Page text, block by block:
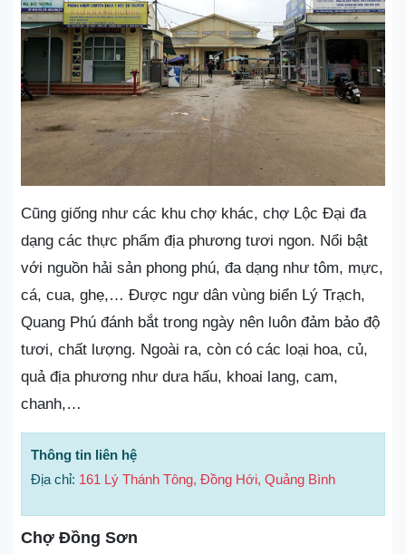
Cũng giống như các khu chợ khác, chợ Lộc Đại đa
dạng các thực phẩm địa phương tươi ngon. Nổi bật
với nguồn hải sản phong phú, đa dạng như tôm, mực,
cá, cua, ghẹ,… Được ngư dân vùng biển Lý Trạch,
Quang Phú đánh bắt trong ngày nên luôn đảm bảo độ
tươi, chất lượng. Ngoài ra, còn có các loại hoa, củ,
quả địa phương như dưa hấu, khoai lang, cam,
chanh,…
Thông tin liên hệ
Địa chỉ: 161 Lý Thánh Tông, Đồng Hới, Quảng Bình
Chợ Đồng Sơn